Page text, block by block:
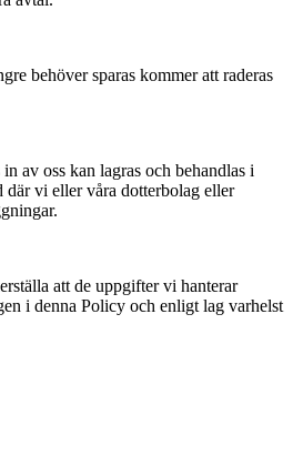
behöver sparas kommer att raderas
av oss kan lagras och behandlas i
vi eller våra dotterbolag eller
att de uppgifter vi hanterar
i denna Policy och enligt lag varhelst